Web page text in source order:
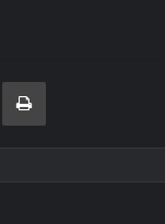
E-Posta ile paylaş Yazdır